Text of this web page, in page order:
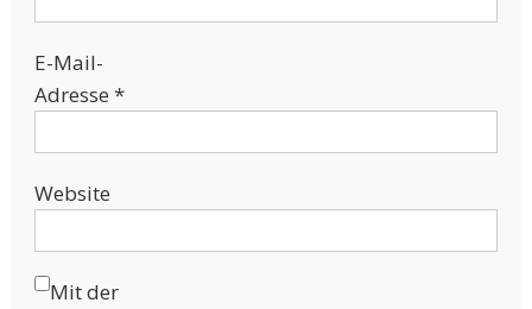
E-Mail-
Adresse *
Website
Mit der